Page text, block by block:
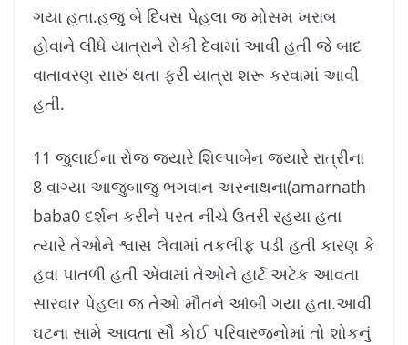
ગયા હતા.હજુ બે દિવસ પેહલા જ મોસમ ખરાબ
હોવાને લીધે યાત્રાને રોકી દેવામાં આવી હતી જે બાદ
વાતાવરણ સારું થતા ફરી યાત્રા શરૂ કરવામાં આવી
હતી.
11 જુલાઈના રોજ જયારે શિલ્પાબેન જયારે રાત્રીના
8 વાગ્યા આજુબાજુ ભગવાન અરનાથના(amarnath
baba0 દર્શન કરીને પરત નીચે ઉતરી રહયા હતા
ત્યારે તેઓને શ્વાસ લેવામાં તકલીફ પડી હતી કારણ કે
હવા પાતળી હતી એવામાં તેઓને હાર્ટ અટેક આવતા
સારવાર પેહલા જ તેઓ મૌતને આંબી ગયા હતા.આવી
ઘટના સામે આવતા સૌ કોઈ પરિવારજનોમાં તો શોકનું